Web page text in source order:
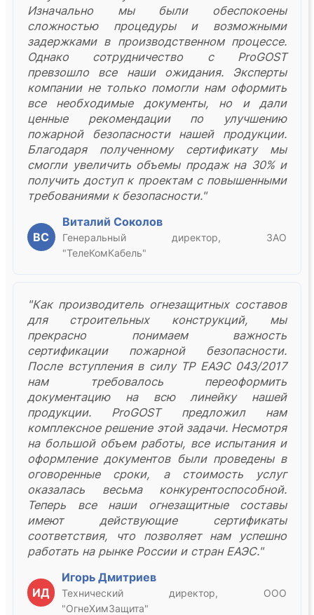
Изначально мы были обеспокоены
сложностью процедуры и возможными
задержками в производственном процессе.
Однако сотрудничество с ProGOST
превзошло все наши ожидания. Эксперты
компании не только помогли нам оформить
все необходимые документы, но и дали
ценные рекомендации по улучшению
пожарной безопасности нашей продукции.
Благодаря полученному сертификату мы
смогли увеличить объемы продаж на 30% и
получить доступ к проектам с повышенными
требованиями к безопасности."
ВС
Виталий Соколов
Генеральный директор, ЗАО
"ТелеКомКабель"
"Как производитель огнезащитных составов
для строительных конструкций, мы
прекрасно понимаем важность
сертификации пожарной безопасности.
После вступления в силу ТР ЕАЭС 043/2017
нам требовалось переоформить
документацию на всю линейку нашей
продукции. ProGOST предложил нам
комплексное решение этой задачи. Несмотря
на большой объем работы, все испытания и
оформление документов были проведены в
оговоренные сроки, а стоимость услуг
оказалась весьма конкурентоспособной.
Теперь все наши огнезащитные составы
имеют действующие сертификаты
соответствия, что позволяет нам успешно
работать на рынке России и стран ЕАЭС."
ИД
Игорь Дмитриев
Технический директор, ООО
"ОгнеХимЗащита"